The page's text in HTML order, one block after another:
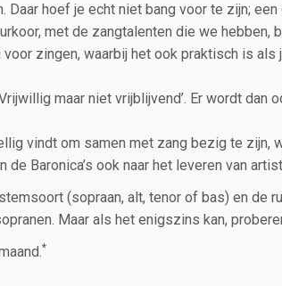
hoef je echt niet bang voor te zijn;
met de zangtalenten die we
zingen, waarbij het ook praktisch is
maar niet vrijblijvend’. Er wordt
vindt om samen met zang bezig te zijn,
Baronica’s ook naar het leveren van
(sopraan, alt, tenor of bas) en de
Maar als het enigszins kan,
*